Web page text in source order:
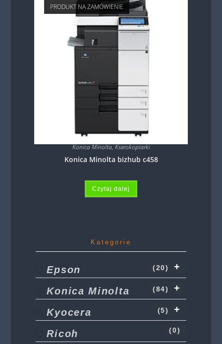
PRODUKT NA ZAMÓWIENIE
Konica Minolta,Kserokopiarki
Konica Minolta bizhub c458
Czytaj dalej
Kategorie
Epson (20)
Konica Minolta (84)
Kyocera (5)
Ricoh (0)